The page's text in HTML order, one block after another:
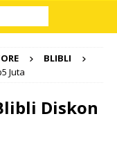
BLIBLI
Juta
Diskon